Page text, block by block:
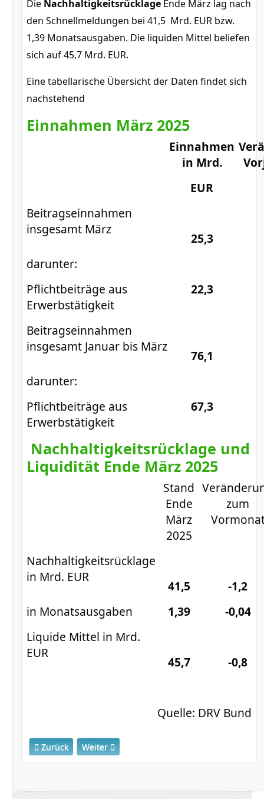
Die Nachhaltigkeitsrücklage Ende März lag nach
den Schnellmeldungen bei 41,5 Mrd. EUR bzw.
1,39 Monatsausgaben. Die liquiden Mittel beliefen
sich auf 45,7 Mrd. EUR.
Eine tabellarische Übersicht der Daten findet sich
nachstehend
Einnahmen März 2025
Einnahmen
in Mrd.
EUR
Beitragseinnahmen
insgesamt März
25,3
darunter:
Pflichtbeiträge aus
Erwerbstätigkeit
22,3
Beitragseinnahmen
insgesamt Januar bis März
76,1
darunter:
Pflichtbeiträge aus
Erwerbstätigkeit
67,3
Nachhaltigkeitsrücklage und
Liquidität Ende März 2025
Stand
Ende
März
2025
zum
Nachhaltigkeitsrücklage
in Mrd. EUR
41,5
-1,2
in Monatsausgaben
1,39
-0,04
Liquide Mittel in Mrd.
EUR
45,7 -0,8
Quelle: DRV Bund
Vorheriger Beitrag: Finanzsituation der DRV Ende April
Zurück Nächster Beitrag: Finanzsituation Ende
Weiter